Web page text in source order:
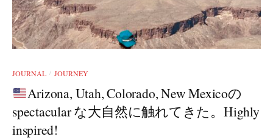
JOURNAL / JOURNEY
Arizona, Utah, Colorado, New Mexicoの
spectacular な大自然に触れてきた。Highly
inspired!